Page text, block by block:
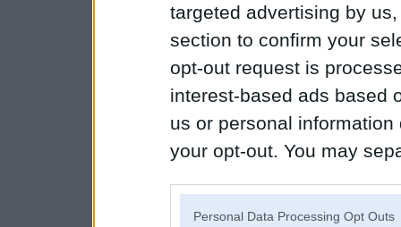
targeted advertising by
section to confirm your
opt-out request is
interest-based ads based
us or personal
your opt-out. You may
Personal Data Processing Opt Outs